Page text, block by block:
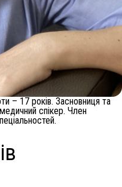
– 17 років. Засновниця та
спікер. Член